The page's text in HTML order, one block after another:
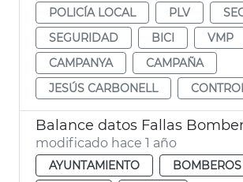
POLICÍA LOCAL
PLV
SEGURIDAD
BICI
VMP
CAMPANYA
CAMPAÑA
JESÚS CARBONELL
modificado hace 1 año
AYUNTAMIENTO
BOMBEROS